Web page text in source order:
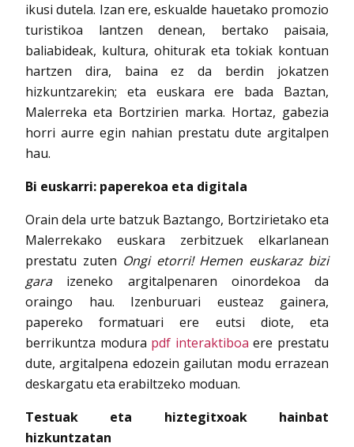
ikusi dutela. Izan ere, eskualde hauetako promozio
turistikoa lantzen denean, bertako paisaia,
baliabideak, kultura, ohiturak eta tokiak kontuan
hartzen dira, baina ez da berdin jokatzen
hizkuntzarekin; eta euskara ere bada Baztan,
Malerreka eta Bortzirien marka. Hortaz, gabezia
horri aurre egin nahian prestatu dute argitalpen
hau.
Bi euskarri: paperekoa eta digitala
Orain dela urte batzuk Baztango, Bortzirietako eta
Malerrekako euskara zerbitzuek elkarlanean
prestatu zuten Ongi etorri! Hemen euskaraz bizi
garaizeneko argitalpenaren oinordekoa da
oraingo hau. Izenburuari eusteaz gainera,
papereko formatuari ere eutsi diote, eta
berrikuntza modura pdf interaktiboa ere prestatu
dute, argitalpena edozein gailutan modu errazean
deskargatu eta erabiltzeko moduan.
Testuak eta hiztegitxoak hainbat
hizkuntzatan